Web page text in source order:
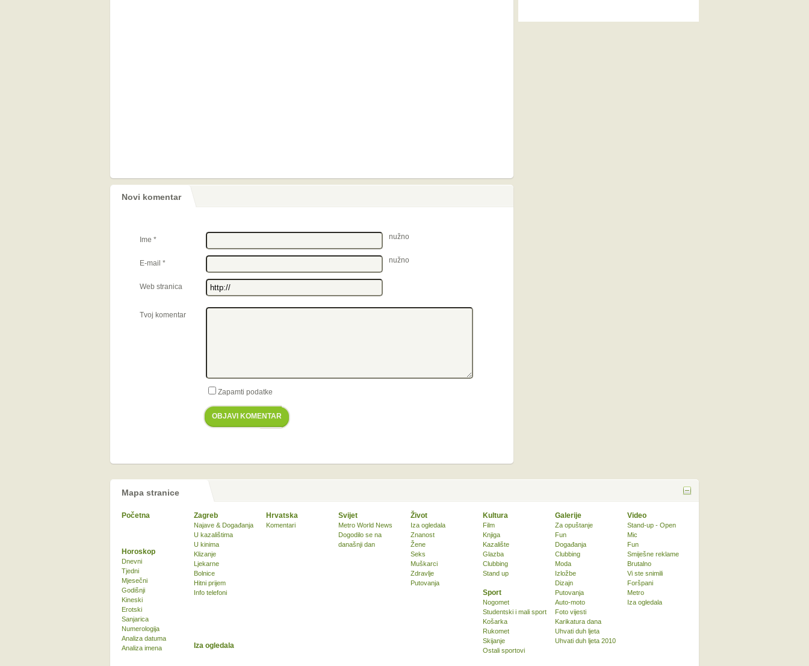
Novi komentar
Ime * nužno
E-mail * nužno
Web stranica
Tvoj komentar
Zapamti podatke
OBJAVI KOMENTAR
Mapa stranice
Početna Zagreb
Najave & Događanja
U kazalištima
U kinima
Klizanje
Ljekarne
Bolnice
Hitni prijem
Info telefoni
Hrvatska
Komentari
Svijet
Metro World News
Dogodilo se na
današnji dan
Život
Iza ogledala
Znanost
Žene
Seks
Muškarci
Zdravlje
Putovanja
Kultura
Film
Knjiga
Kazalište
Glazba
Clubbing
Stand up
Sport
Nogomet
Studentski i mali sport
Košarka
Rukomet
Skijanje
Ostali sportovi
Horoskop
Dnevni
Tjedni
Mjesečni
Godišnji
Kineski
Erotski
Sanjarica
Numerologija
Analiza datuma
Analiza imena
Iza ogledala
Galerije
Za opuštanje
Fun
Događanja
Clubbing
Moda
Izložbe
Dizajn
Putovanja
Auto-moto
Foto vijesti
Karikatura dana
Uhvati duh ljeta
Uhvati duh ljeta 2010
Video
Stand-up - Open
Mic
Fun
Smiješne reklame
Brutalno
Vi ste snimili
Foršpani
Metro
Iza ogledala